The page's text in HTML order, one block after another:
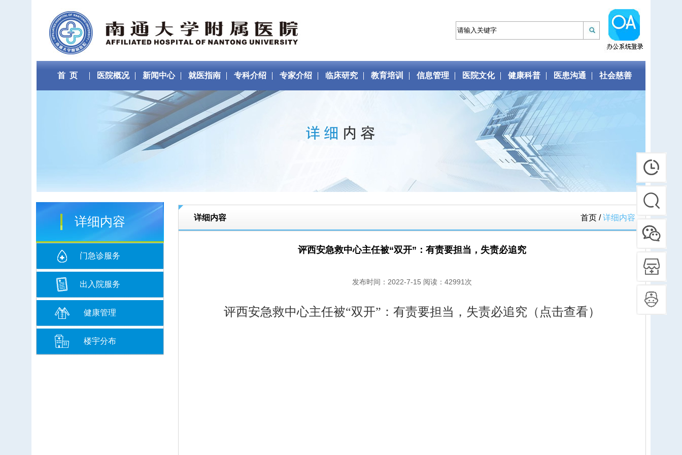
首 页 医院概况 新闻中心 就医指南 专科介绍 专家介绍 临床研究 教育培训 信息管理 医院文化 健康科普 医患沟通 社会慈善
详细内容
门急诊服务
出入院服务
健康管理
楼宇分布
详细内容 首页 /详细内容
评西安急救中心主任被“双开”：有责要担当，失责必追究
发布时间：2022-7-15 阅读：42991次
评西安急救中心主任被“双开”：有责要担当，失责必追究（点击查看）